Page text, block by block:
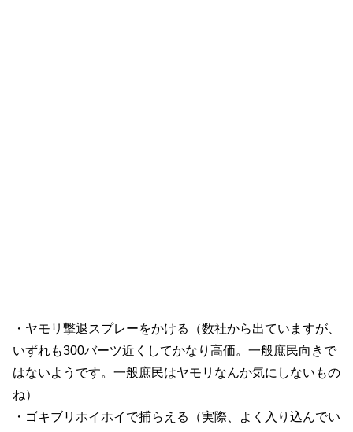
・ヤモリ撃退スプレーをかける（数社から出ていますが、
いずれも300バーツ近くしてかなり高価。一般庶民向きで
はないようです。一般庶民はヤモリなんか気にしないもの
ね）
・ゴキブリホイホイで捕らえる（実際、よく入り込んでい